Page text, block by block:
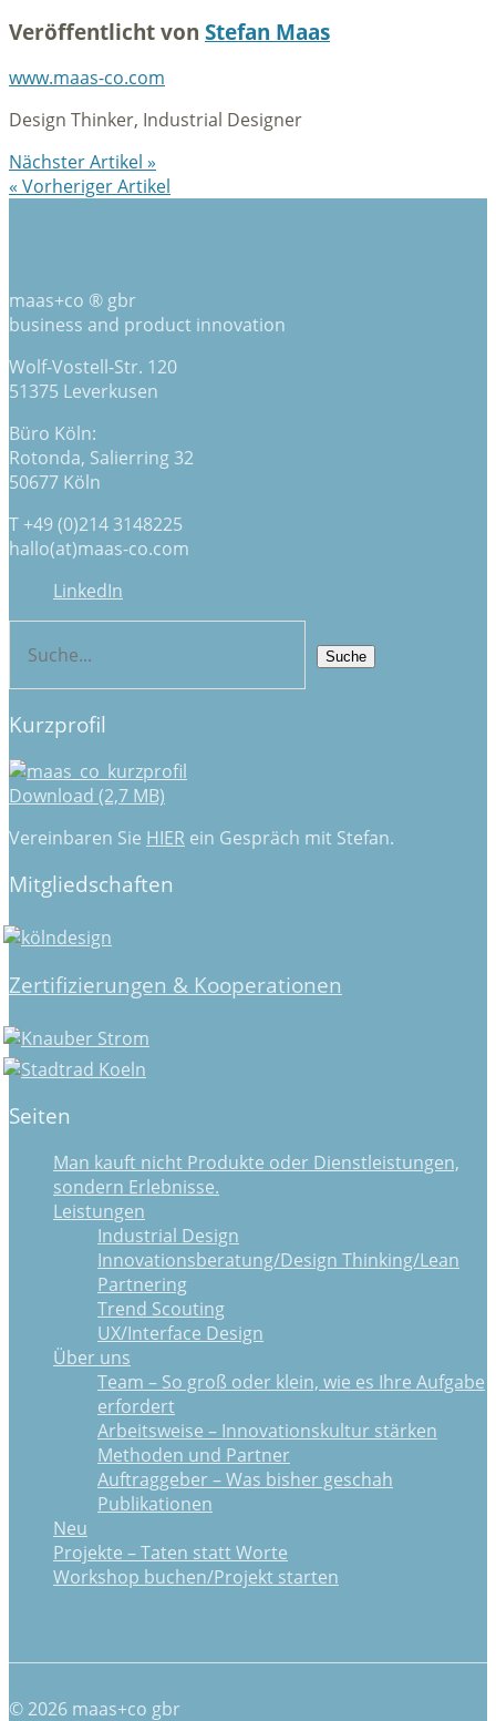
Veröffentlicht von Stefan Maas
www.maas-co.com
Design Thinker, Industrial Designer
Nächster Artikel »
« Vorheriger Artikel
maas+co ® gbr
business and product innovation
Wolf-Vostell-Str. 120
51375 Leverkusen
Büro Köln:
Rotonda, Salierring 32
50677 Köln
T +49 (0)214 3148225
hallo(at)maas-co.com
LinkedIn
Kurzprofil
Download (2,7 MB)
Vereinbaren Sie HIER ein Gespräch mit Stefan.
Mitgliedschaften
Zertifizierungen & Kooperationen
Seiten
Man kauft nicht Produkte oder Dienstleistungen,
sondern Erlebnisse.
Leistungen
Industrial Design
Innovationsberatung/Design Thinking/Lean
Partnering
Trend Scouting
UX/Interface Design
Über uns
Team – So groß oder klein, wie es Ihre Aufgabe
erfordert
Arbeitsweise – Innovationskultur stärken
Methoden und Partner
Auftraggeber – Was bisher geschah
Publikationen
Neu
Projekte – Taten statt Worte
Workshop buchen/Projekt starten
© 2026 maas+co gbr